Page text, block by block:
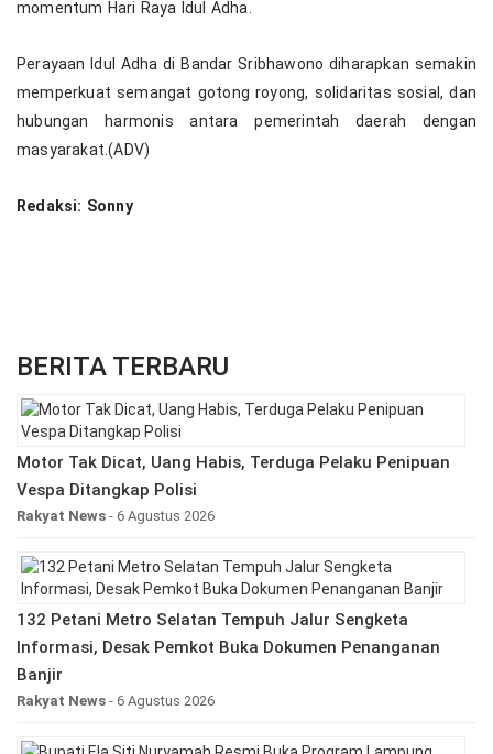
momentum Hari Raya Idul Adha.
Perayaan Idul Adha di Bandar Sribhawono diharapkan semakin
memperkuat semangat gotong royong, solidaritas sosial, dan
hubungan harmonis antara pemerintah daerah dengan
masyarakat.(ADV)
Redaksi: Sonny
BERITA TERBARU
Motor Tak Dicat, Uang Habis, Terduga Pelaku Penipuan
Vespa Ditangkap Polisi
Rakyat News - 6 Agustus 2026
132 Petani Metro Selatan Tempuh Jalur Sengketa
Informasi, Desak Pemkot Buka Dokumen Penanganan
Banjir
Rakyat News - 6 Agustus 2026